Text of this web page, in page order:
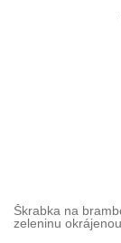
Škrabka na
zeleninu